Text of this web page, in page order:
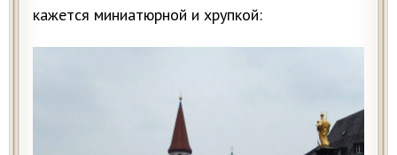
кажется миниатюрной и хрупкой: